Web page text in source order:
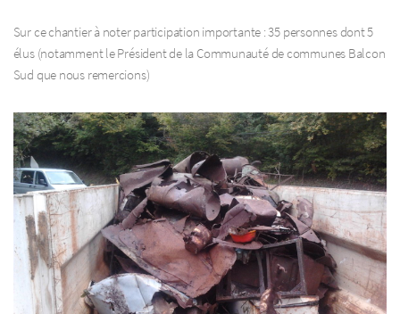
Sur ce chantier à noter participation importante : 35 personnes dont 5
élus (notamment le Président de la Communauté de communes Balcon
Sud que nous remercions)